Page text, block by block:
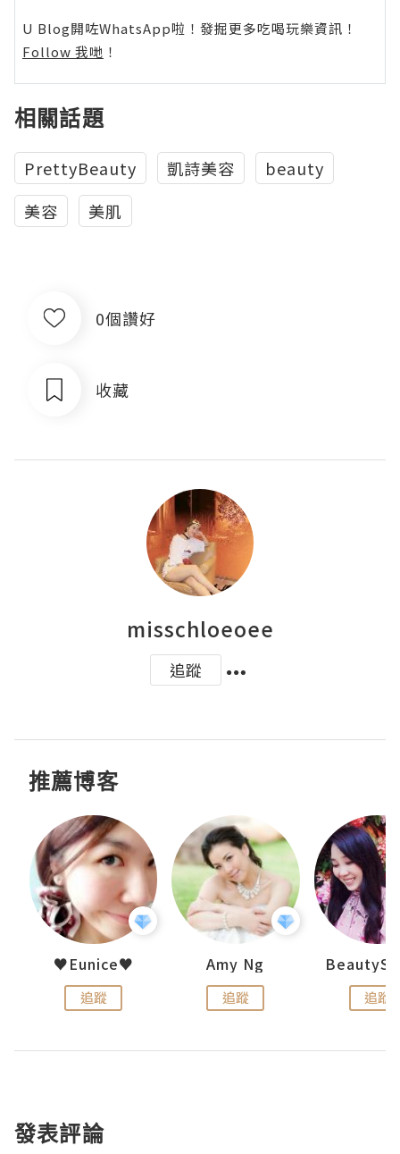
U Blog開咗WhatsApp啦！發掘更多吃喝玩樂資訊！
Follow 我哋 ！
相關話題
PrettyBeauty 凱詩美容
beauty
美容
美肌
0個讚好
收藏
misschloeoee
追蹤
推薦博客
♥Eunice♥
追蹤
Amy Ng
追蹤 追蹤
發表評論